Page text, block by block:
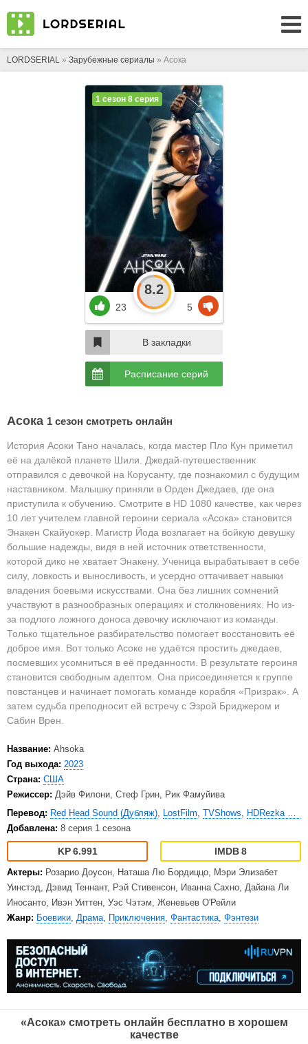
LORDSERIAL » Зарубежные сериалы » Асока
Асока 1 сезон смотреть онлайн
История Асоки Тано началась, когда мастер Пло Кун приметил
её на далёкой планете Шили. Джедай-путешественник
отправился с девочкой на Корусанту, где познакомил с будущим
наставником. Малышку приняли в Орден Джедаев, где она
приступила к обучению. Смотрите в HD 1080 качестве, как через
10 лет учителем главной героини сериала «Асока» становится
Энакен Скайуокер. Магистр Йода возлагает на бойкую девушку
большие надежды, видя в ней источник ответственности,
которой дико не хватает Энакену. Ученица вырабатывает в себе
силу, ловкость и выносливость, и усердно оттачивает навыки
владения боевыми искусствами. Она без лишних сомнений
участвуют в разнообразных операциях и столкновениях. Но из-
за подлого ложного доноса девочку исключают из команды.
Только тщательное разбирательство помогает восстановить её
доброе имя. Вот только Асоке не удаётся простить джедаев,
посмевших усомниться в её преданности. В результате героиня
становится свободным адептом. Она присоединяется к группе
повстанцев и начинает помогать команде корабля «Призрак». А
затем судьба преподносит ей встречу с Эзрой Бриджером и
Сабин Врен.
Название: Ahsoka
Год выхода: 2023
Страна: США
Режиссер: Дэйв Филони, Стеф Грин, Рик Фамуйива
Перевод: Red Head Sound (Дубляж), LostFilm, TVShows, HDRezka Studio
Добавлена: 8 серия 1 сезона
6.991 8
Актеры: Розарио Доусон, Наташа Лю Бордиццо, Мэри Элизабет
Уинстэд, Дэвид Теннант, Рэй Стивенсон, Иванна Сахно, Дайана Ли
Иносанто, Ивэн Уиттен, Уэс Чэтэм, Женевьев О'Рейли
Жанр: Боевики, Драма, Приключения, Фантастика, Фэнтези
1 сезон 8 серия
23
8.2
5
В закладки
Расписание серий
«Асока» смотреть онлайн бесплатно в хорошем
качестве